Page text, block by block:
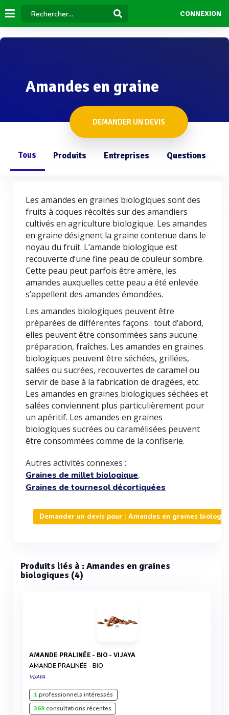
CONNEXION
Amandes en graine
DEMANDER UN DEVIS
Tous Produits Entreprises Questions
Les amandes en graines biologiques sont des
fruits à coques récoltés sur des amandiers
cultivés en agriculture biologique. Les amandes
en graine désignent la graine contenue dans le
noyau du fruit. L’amande biologique est
recouverte d’une fine peau de couleur sombre.
Cette peau peut parfois être amère, les
amandes auxquelles cette peau a été enlevée
s’appellent des amandes émondées.
Les amandes biologiques peuvent être
préparées de différentes façons : tout d’abord,
elles peuvent être consommées sans aucune
préparation, fraîches. Les amandes en graines
biologiques peuvent être séchées, grillées,
salées ou sucrées, recouvertes de caramel ou
servir de base à la fabrication de dragées, etc.
Les amandes en graines biologiques séchées et
salées conviennent plus particulièrement pour
un apéritif. Les amandes en graines
biologiques sucrées ou caramélisées peuvent
être consommées comme de la confiserie.
Autres activités connexes :
Graines de millet biologique,
Graines de tournesol décortiquées
Demander un devis pour : Amandes en graines
Produits liés à : Amandes en graines
biologiques (4)
AMANDE PRALINÉE - BIO - VIJAYA
AMANDE PRALINÉE - BIO
VIJAYA
1professionnels intéressés
369consultations récentes